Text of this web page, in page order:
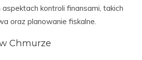
kontroli finansami, takich
oraz planowanie fiskalne.
Chmurze